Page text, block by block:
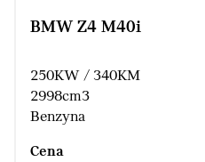
BMW Z4 M40i
250KW / 340KM
2998cm3
Benzyna
Cena